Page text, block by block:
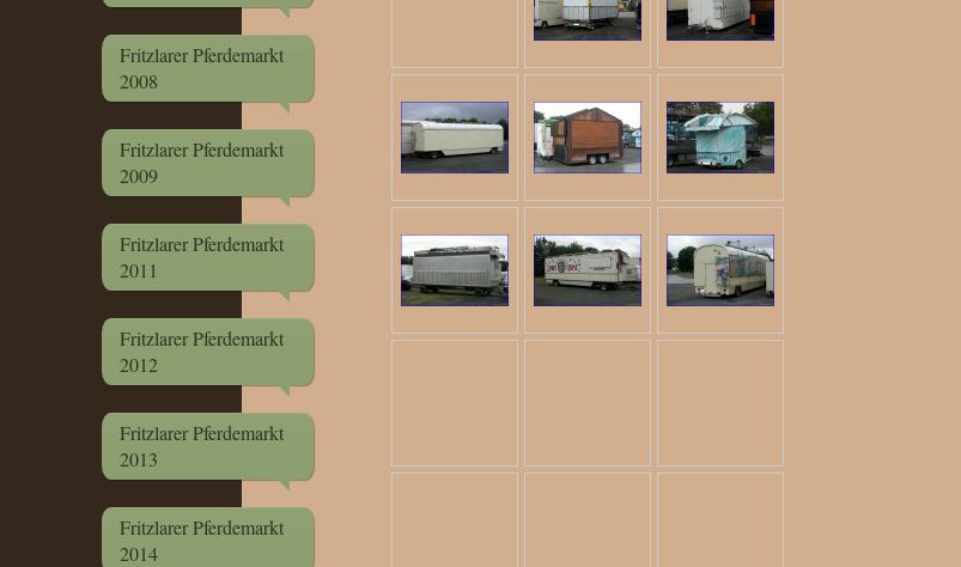
Fritzlarer Pferdemarkt
2008
Fritzlarer Pferdemarkt
2009
Fritzlarer Pferdemarkt
2011
Fritzlarer Pferdemarkt
2012
Fritzlarer Pferdemarkt
2013
Fritzlarer Pferdemarkt
2014